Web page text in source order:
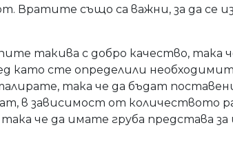
Вратите също са важни, за да се
такива с добро качество, така
като сте определили
така че да бъдат
в зависимост от количеството
че да имате груба представа за